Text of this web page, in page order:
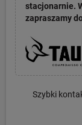
stacjonarnie.
zapraszamy
Szybki